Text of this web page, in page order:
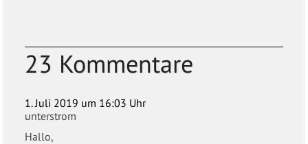
23 Kommentare
1. Juli 2019 um 16:03 Uhr
unterstrom
Hallo,